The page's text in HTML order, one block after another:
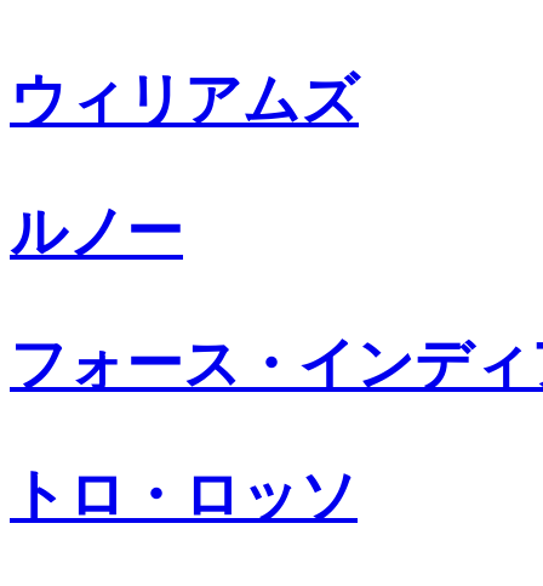
ウィリアムズ
ルノー
フォース・インデ
トロ・ロッソ